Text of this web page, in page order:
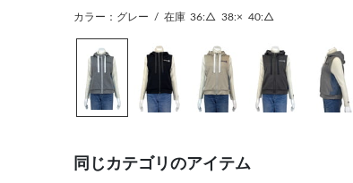
カラー：グレー / 在庫 36:△ 38:× 40:△
同じカテゴリのアイテム